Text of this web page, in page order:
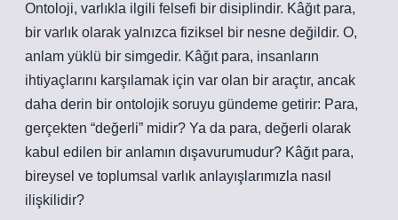
Ontoloji, varlıkla ilgili felsefi bir disiplindir. Kâğıt para,
bir varlık olarak yalnızca fiziksel bir nesne değildir. O,
anlam yüklü bir simgedir. Kâğıt para, insanların
ihtiyaçlarını karşılamak için var olan bir araçtır, ancak
daha derin bir ontolojik soruyu gündeme getirir: Para,
gerçekten “değerli” midir? Ya da para, değerli olarak
kabul edilen bir anlamın dışavurumudur? Kâğıt para,
bireysel ve toplumsal varlık anlayışlarımızla nasıl
ilişkilidir?